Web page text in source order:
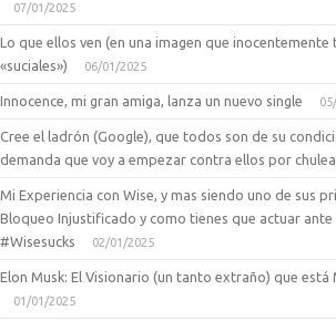
07/01/2025
Lo que ellos ven (en una imagen que inocentemente
«suciales»)
06/01/2025
Innocence, mi gran amiga, lanza un nuevo single
Cree el ladrón (Google), que todos son de su
demanda que voy a empezar contra ellos por
Mi Experiencia con Wise, y mas siendo uno de sus
Bloqueo Injustificado y como tienes que actuar ante
#Wisesucks
02/01/2025
Elon Musk: El Visionario (un tanto extraño) que
01/01/2025